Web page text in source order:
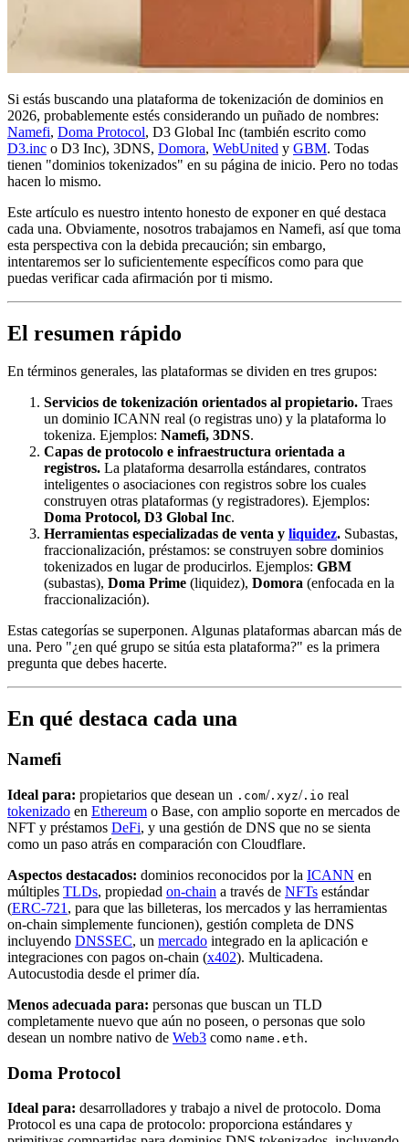
Si estás buscando una plataforma de tokenización de dominios en
2026, probablemente estés considerando un puñado de nombres:
Namefi, Doma Protocol, D3 Global Inc (también escrito como
D3.inc o D3 Inc), 3DNS, Domora, WebUnited y GBM. Todas
tienen "dominios tokenizados" en su página de inicio. Pero no todas
hacen lo mismo.
Este artículo es nuestro intento honesto de exponer en qué destaca
cada una. Obviamente, nosotros trabajamos en Namefi, así que toma
esta perspectiva con la debida precaución; sin embargo,
intentaremos ser lo suficientemente específicos como para que
puedas verificar cada afirmación por ti mismo.
El resumen rápido
En términos generales, las plataformas se dividen en tres grupos:
Servicios de tokenización orientados al propietario. Traes
un dominio ICANN real (o registras uno) y la plataforma lo
tokeniza. Ejemplos: Namefi, 3DNS.
Capas de protocolo e infraestructura orientada a
registros. La plataforma desarrolla estándares, contratos
inteligentes o asociaciones con registros sobre los cuales
construyen otras plataformas (y registradores). Ejemplos:
Doma Protocol, D3 Global Inc.
Herramientas especializadas de venta y liquidez. Subastas,
fraccionalización, préstamos: se construyen sobre dominios
tokenizados en lugar de producirlos. Ejemplos: GBM
(subastas), Doma Prime (liquidez), Domora (enfocada en la
fraccionalización).
Estas categorías se superponen. Algunas plataformas abarcan más de
una. Pero "¿en qué grupo se sitúa esta plataforma?" es la primera
pregunta que debes hacerte.
En qué destaca cada una
Namefi
Ideal para: propietarios que desean un .com/ .xyz/ .io real
tokenizado en Ethereum o Base, con amplio soporte en mercados de
NFT y préstamos DeFi, y una gestión de DNS que no se sienta
como un paso atrás en comparación con Cloudflare.
Aspectos destacados: dominios reconocidos por la ICANN en
múltiples TLDs, propiedad on-chain a través de NFTs estándar
(ERC-721 , para que las billeteras, los mercados y las herramientas
on-chain simplemente funcionen), gestión completa de DNS
incluyendo DNSSEC, un mercado integrado en la aplicación e
integraciones con pagos on-chain (x402). Multicadena.
Autocustodia desde el primer día.
Menos adecuada para: personas que buscan un TLD
completamente nuevo que aún no poseen, o personas que solo
desean un nombre nativo de Web3 como name.eth.
Doma Protocol
Ideal para: desarrolladores y trabajo a nivel de protocolo. Doma
Protocol es una capa de protocolo: proporciona estándares y